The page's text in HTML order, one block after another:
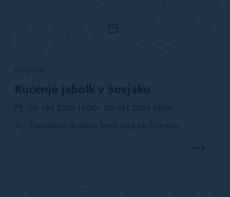
Dogodki
Kučenje jabolk v Sovjaku